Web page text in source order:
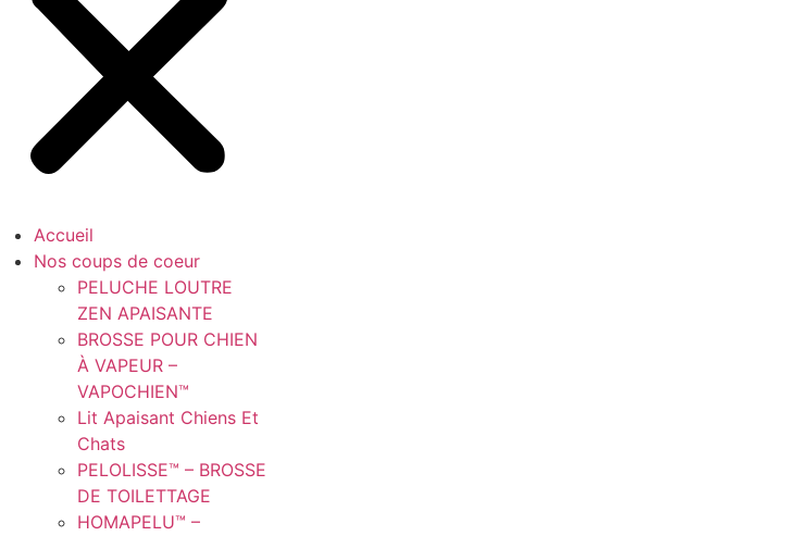
Accueil
Nos coups de coeur
PELUCHE LOUTRE
ZEN APAISANTE
BROSSE POUR CHIEN
À VAPEUR –
VAPOCHIEN™
Lit Apaisant Chiens Et
Chats
PELOLISSE™ – BROSSE
DE TOILETTAGE
HOMAPELU™ –